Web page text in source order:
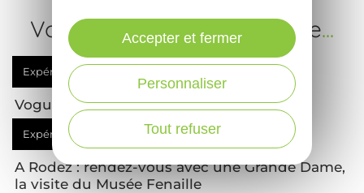
Votre prochaine expérience...
Expérience
Voguer jusqu’à la cascade des Baumes
Expérience
A Rodez : rendez-vous avec une Grande Dame,
la visite du Musée Fenaille
Tout refuser
Personnaliser
Accepter et fermer